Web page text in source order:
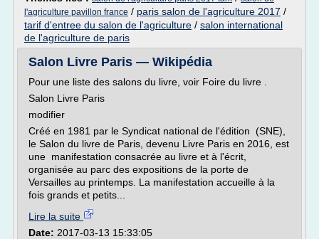
l'agriculture pavillon france / paris salon de l'agriculture 2017 /
tarif d'entree du salon de l'agriculture / salon international
de l'agriculture de paris
Salon Livre Paris — Wikipédia
Pour une liste des salons du livre, voir Foire du livre .
Salon Livre Paris
modifier
Créé en 1981 par le Syndicat national de l'édition (SNE),
le Salon du livre de Paris, devenu Livre Paris en 2016, est
une manifestation consacrée au livre et à l'écrit,
organisée au parc des expositions de la porte de
Versailles au printemps. La manifestation accueille à la
fois grands et petits...
Lire la suite
Date: 2017-03-13 15:33:05